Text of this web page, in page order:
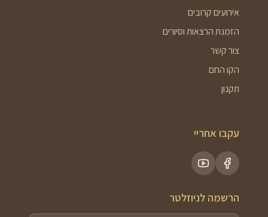
אירועים קרובים
הזמנת הרצאות וסיורים
צור קשר
הקו החם
תקנון
עקבו אחריי
הרשמה לניוזלטר